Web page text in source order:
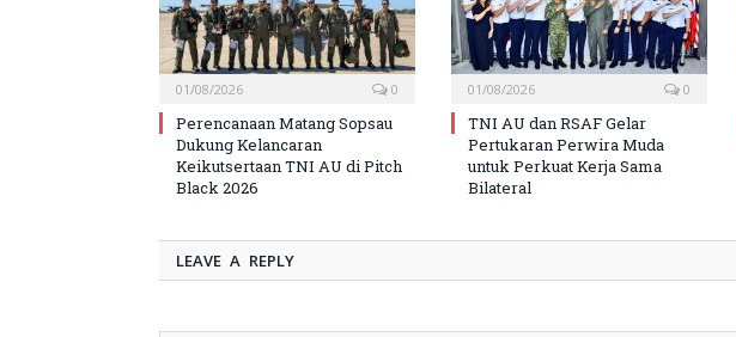
01/08/2026 0
Perencanaan Matang Sopsau
Dukung Kelancaran
Keikutsertaan TNI AU di Pitch
Black 2026
01/08/2026 0
TNI AU dan RSAF Gelar
Pertukaran Perwira Muda
untuk Perkuat Kerja Sama
Bilateral
LEAVE A REPLY